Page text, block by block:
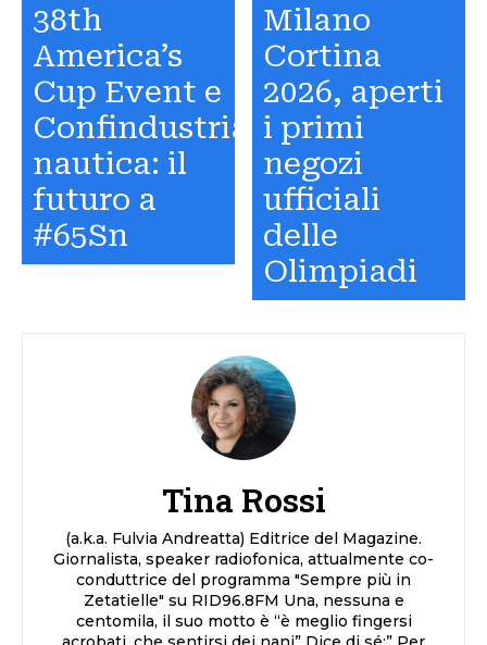
38th
America’s
Cup Event e
Confindustria
nautica: il
futuro a
#65Sn
Milano
Cortina
2026, aperti
i primi
negozi
ufficiali
delle
Olimpiadi
Tina Rossi
(a.k.a. Fulvia Andreatta) Editrice del Magazine.
Giornalista, speaker radiofonica, attualmente co-
conduttrice del programma "Sempre più in
Zetatielle" su RID96.8FM Una, nessuna e
centomila, il suo motto è “è meglio fingersi